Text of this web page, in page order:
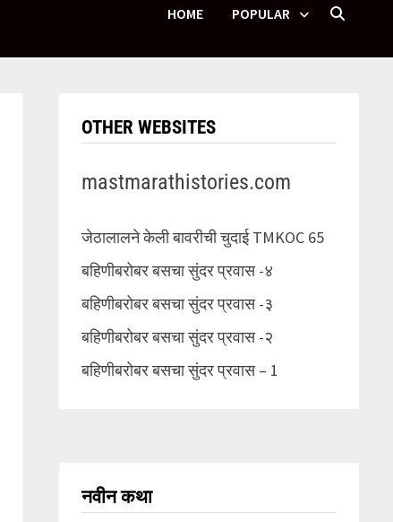
HOME POPULAR
OTHER WEBSITES
mastmarathistories.com
जेठालालने केली बावरीची चुदाई TMKOC 65
बहिणीबरोबर बसचा सुंदर प्रवास -४
बहिणीबरोबर बसचा सुंदर प्रवास -३
बहिणीबरोबर बसचा सुंदर प्रवास -२
बहिणीबरोबर बसचा सुंदर प्रवास – 1
नवीन कथा